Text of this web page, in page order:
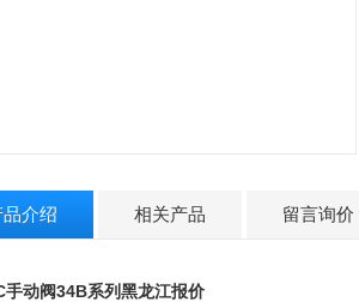
品介绍 相关产品 留言询价
手动阀34B系列黑龙江报价